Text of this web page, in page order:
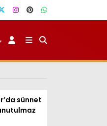
sünnet